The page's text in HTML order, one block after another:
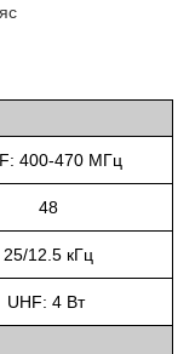
400-470 МГц
48
25/12.5 кГц
UHF: 4 Вт